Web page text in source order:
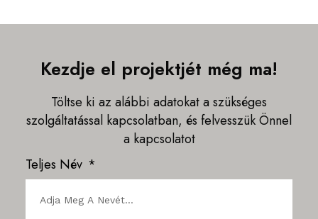
Kezdje el projektjét még ma!
Töltse ki az alábbi adatokat a szükséges
szolgáltatással kapcsolatban, és felvesszük Önnel
a kapcsolatot
Teljes Név